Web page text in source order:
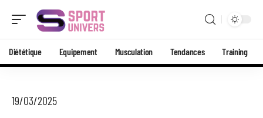
Diététique Equipement Musculation Tendances Training
19/03/2025